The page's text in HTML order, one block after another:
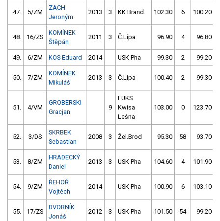
47. 5/ZM
ZACH
Jeroným
2013 3 KK Brand 102.30 6 100.20
48. 16/ZS
KOMÍNEK
Štěpán
2011 3 Č.Lípa 96.90 4 96.80
49. 6/ZM KOS Eduard 2014 USK Pha 99.30 2 99.20
50. 7/ZM
KOMÍNEK
Mikuláš
2013 3 Č.Lípa 100.40 2 99.30
51. 4/VM
GROBERSKI
Gracjan
9
LUKS
Kwisa
Leśna
103.00 0 123.70
52. 3/DS
SKRBEK
Sebastian
2008 3 Žel.Brod 95.30 58 93.70
53. 8/ZM
HRADECKÝ
Daniel
2013 3 USK Pha 104.60 4 101.90
54. 9/ZM
ŘEHOŘ
Vojtěch
2014 USK Pha 100.90 6 103.10
55. 17/ZS
DVORNÍK
Jonáš
2012 3 USK Pha 101.50 54 99.20